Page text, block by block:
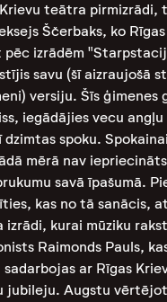
teātra pirmizrādi,
Ščerbaks, ko
izrādēm
savu (šī aizraujošā
versiju. Šīs ģimenes
iegādājies vecu
spoku.
mērā nav
savā īpašumā.
kas no tā sanācis,
izrādi, kurai mūziku
Raimonds Pauls,
sadarbojas ar Rīgas
jubileju. Augstu